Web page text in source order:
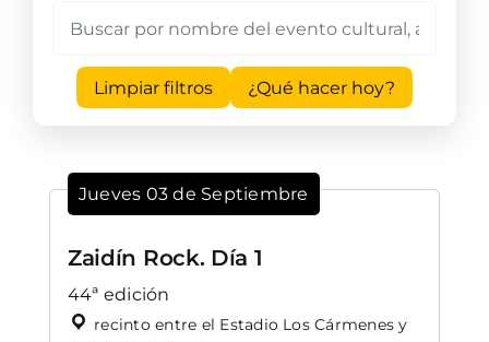
Limpiar filtros ¿Qué hacer hoy?
Jueves 03 de Septiembre
Zaidín Rock. Día 1
44ª edición
recinto entre el Estadio Los Cármenes y